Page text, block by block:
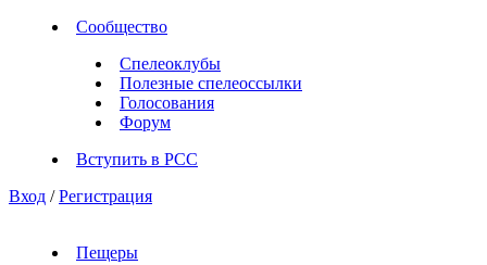
Сообщество
Спелеоклубы
Полезные спелеоссылки
Голосования
Форум
Вступить в РСС
Вход / Регистрация
Пещеры